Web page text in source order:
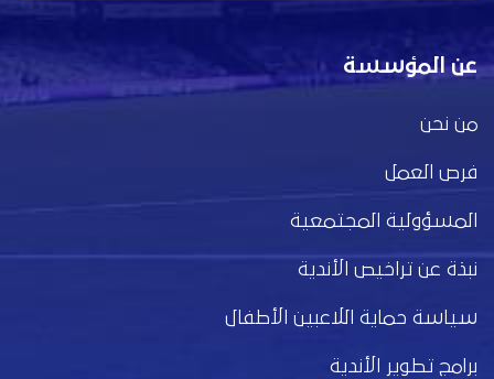
عن المؤسسة
من نحن
فرص العمل
المسؤولية المجتمعية
نبذة عن تراخيص الأندية
سياسة حماية اللاعبين الأطفال
برامج تطوير الأندية